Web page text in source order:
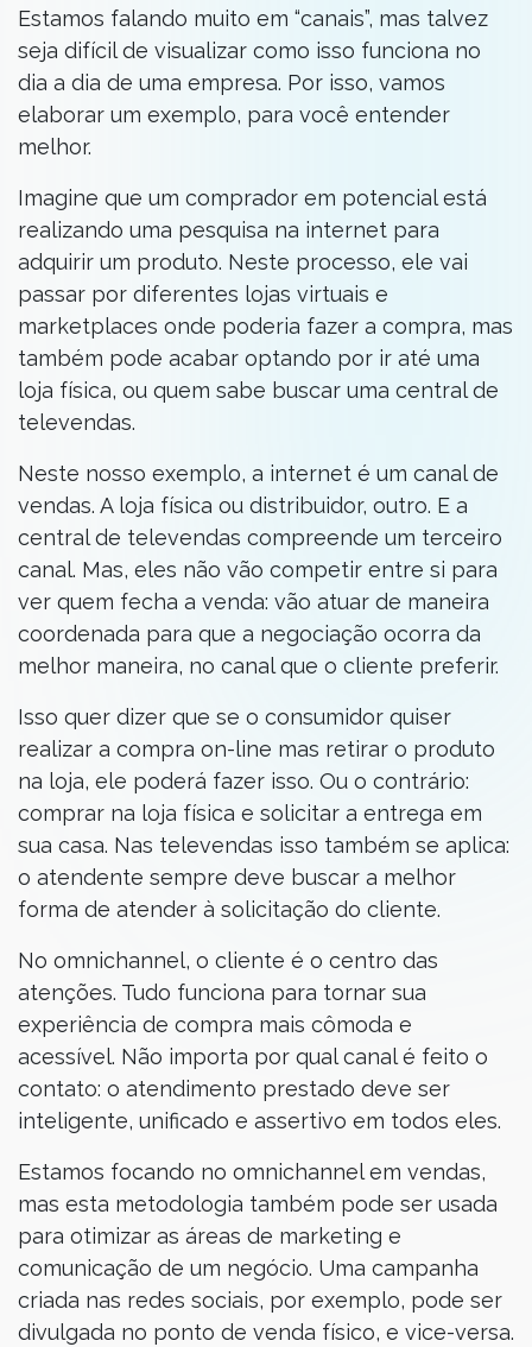
Estamos falando muito em “canais”, mas talvez
seja difícil de visualizar como isso funciona no
dia a dia de uma empresa. Por isso, vamos
elaborar um exemplo, para você entender
melhor.
Imagine que um comprador em potencial está
realizando uma pesquisa na internet para
adquirir um produto. Neste processo, ele vai
passar por diferentes lojas virtuais e
marketplaces onde poderia fazer a compra, mas
também pode acabar optando por ir até uma
loja física, ou quem sabe buscar uma central de
televendas.
Neste nosso exemplo, a internet é um canal de
vendas. A loja física ou distribuidor, outro. E a
central de televendas compreende um terceiro
canal. Mas, eles não vão competir entre si para
ver quem fecha a venda: vão atuar de maneira
coordenada para que a negociação ocorra da
melhor maneira, no canal que o cliente preferir.
Isso quer dizer que se o consumidor quiser
realizar a compra on-line mas retirar o produto
na loja, ele poderá fazer isso. Ou o contrário:
comprar na loja física e solicitar a entrega em
sua casa. Nas televendas isso também se aplica:
o atendente sempre deve buscar a melhor
forma de atender à solicitação do cliente.
No omnichannel, o cliente é o centro das
atenções. Tudo funciona para tornar sua
experiência de compra mais cômoda e
acessível. Não importa por qual canal é feito o
contato: o atendimento prestado deve ser
inteligente, unificado e assertivo em todos eles.
Estamos focando no omnichannel em vendas,
mas esta metodologia também pode ser usada
para otimizar as áreas de marketing e
comunicação de um negócio. Uma campanha
criada nas redes sociais, por exemplo, pode ser
divulgada no ponto de venda físico, e vice-versa.